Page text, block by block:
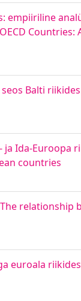
Balti
Ida-
countries
euroala